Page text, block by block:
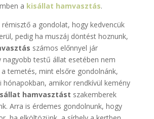
a kisállat hamvasztás.
rémisztő a gondolat, hogy kedvencük
pedig ha muszáj döntést hoznunk,
számos előnnyel jár
nagyobb testű állat esetében nem
temetés, mint elsőre gondolnánk,
hónapokban, amikor rendkívül kemény
hamvasztást szakemberek
Arra is érdemes gondolnunk, hogy